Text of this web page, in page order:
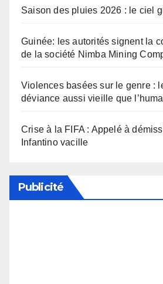
Saison des pluies 2026 : le ciel
Guinée: les autorités signent la
de la société Nimba Mining
Violences basées sur le genre :
déviance aussi vieille que
Crise à la FIFA : Appelé à
Infantino vacille
Publicité